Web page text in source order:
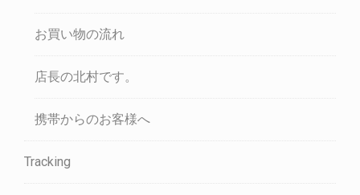
お買い物の流れ
店長の北村です。
携帯からのお客様へ
Tracking